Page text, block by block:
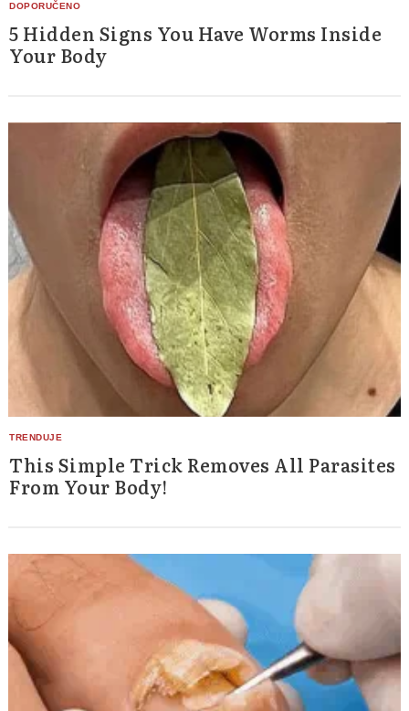
5 Hidden Signs You Have Worms Inside
Your Body
This Simple Trick Removes All Parasites
From Your Body!